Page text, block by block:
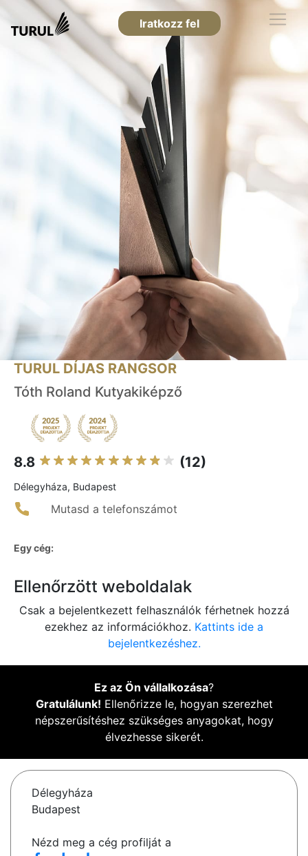
Iratkozz fel
TURUL DÍJAS RANGSOR
Tóth Roland Kutyakiképző
8.8 (12)
Délegyháza, Budapest
Mutasd a telefonszámot
Egy cég:
Ellenőrzött weboldalak
Csak a bejelentkezett felhasználók férhetnek hozzá
ezekhez az információkhoz. Kattints ide a
bejelentkezéshez.
Ez az Ön vállalkozása?
Gratulálunk! Ellenőrizze le, hogyan szerezhet
népszerűsítéshez szükséges anyagokat, hogy
élvezhesse sikerét.
Délegyháza
Budapest
Nézd meg a cég profilját a